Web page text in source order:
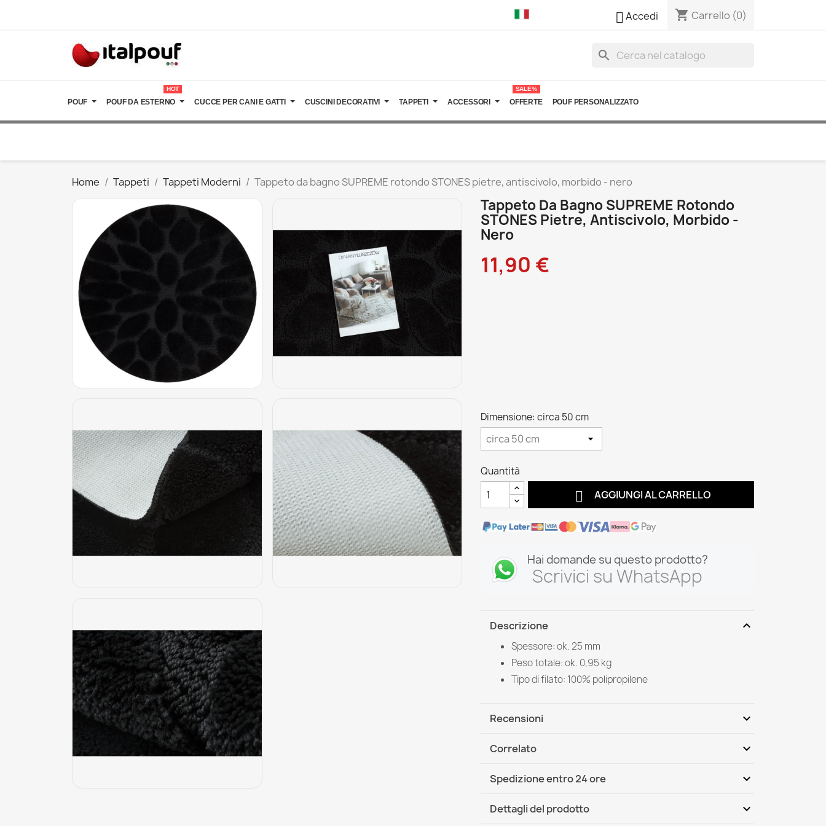
Accedi shopping_cart Carrello (0)
search
POUF POUF DA ESTERNO
HOT
CUCCE PER CANI E GATTI CUSCINI DECORATIVI TAPPETI ACCESSORI OFFERTE
SALE%
POUF PERSONALIZZATO
Home Tappeti Tappeti Moderni Tappeto da bagno SUPREME rotondo STONES pietre, antiscivolo, morbido - nero
Tappeto Da Bagno SUPREME Rotondo
STONES Pietre, Antiscivolo, Morbido -
Nero
11,90 €
Dimensione: circa 50 cm
Quantità
 AGGIUNGI AL CARRELLO
Hai domande su questo prodotto?
Scrivici su WhatsApp
Descrizione expand_more
Spessore: ok. 25 mm
Peso totale: ok. 0,95 kg
Tipo di filato: 100% polipropilene
Recensioni expand_more
Correlato expand_more
Spedizione entro 24 ore expand_more
DHL / GLS International
Dettagli del prodotto expand_more